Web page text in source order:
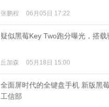
张鹏程 06月05日 17:22
疑似黑莓Key Two跑分曝光，搭
丘加森 05月18日 15:00
全面屏时代的全键盘手机 新版黑
工信部